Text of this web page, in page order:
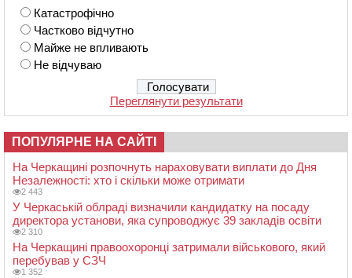
Катастрофічно
Частково відчутно
Майже не впливають
Не відчуваю
Переглянути результати
ПОПУЛЯРНЕ НА САЙТІ
На Черкащині розпочнуть нараховувати виплати до Дня
Незалежності: хто і скільки може отримати
2 443
У Черкаській облраді визначили кандидатку на посаду
директора установи, яка супроводжує 39 закладів освіти
2 310
На Черкащині правоохоронці затримали військового, який
перебував у СЗЧ
1 352